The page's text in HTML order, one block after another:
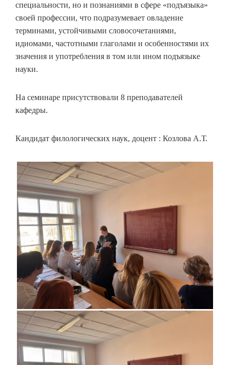
специальности, но и познаниями в сфере «подъязыка»
своей профессии, что подразумевает овладение
терминами, устойчивыми словосочетаниями,
идиомами, частотными глаголами и особенностями их
значения и употребления в том или ином подъязыке
науки.
На семинаре присутствовали 8 преподавателей
кафедры.
Кандидат филологических наук, доцент : Козлова А.Т.